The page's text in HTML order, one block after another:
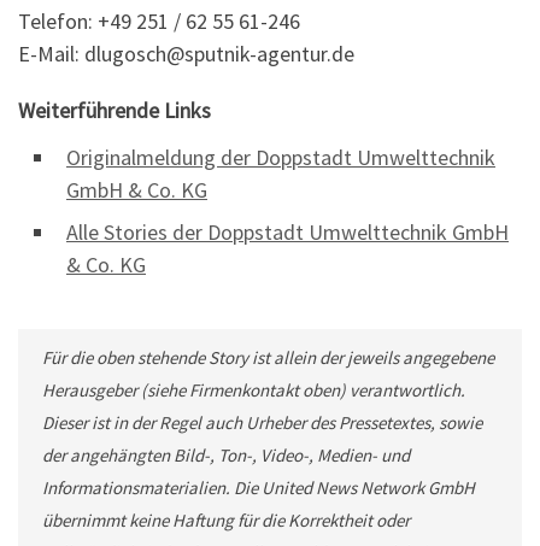
Telefon: +49 251 / 62 55 61-246
E-Mail: dlugosch@sputnik-agentur.de
Weiterführende Links
Originalmeldung der Doppstadt Umwelttechnik
GmbH & Co. KG
Alle Stories der Doppstadt Umwelttechnik GmbH
& Co. KG
Für die oben stehende Story ist allein der jeweils angegebene
Herausgeber (siehe Firmenkontakt oben) verantwortlich.
Dieser ist in der Regel auch Urheber des Pressetextes, sowie
der angehängten Bild-, Ton-, Video-, Medien- und
Informationsmaterialien. Die United News Network GmbH
übernimmt keine Haftung für die Korrektheit oder